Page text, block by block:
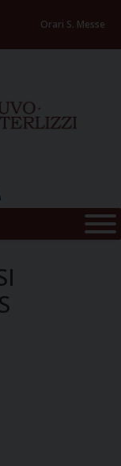
Orari S. Messe